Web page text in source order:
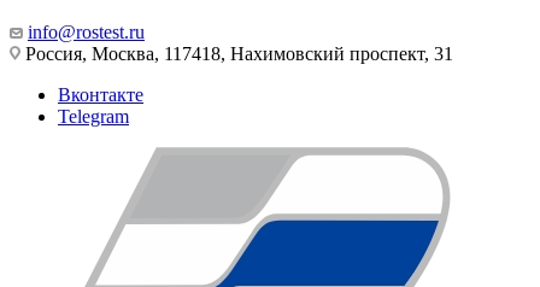
info@rostest.ru
Россия, Москва, 117418, Нахимовский проспект, 31
Вконтакте
Telegram